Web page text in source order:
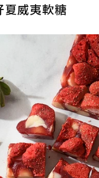
威夷軟糖